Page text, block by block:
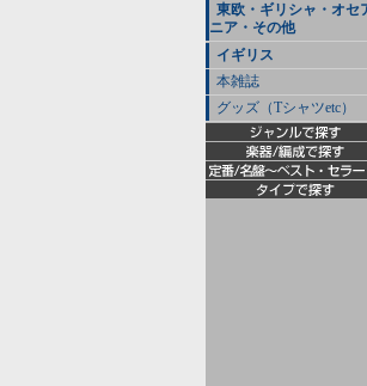
東欧・ギリシャ・オセ
ニア・その他
イギリス
本雑誌
グッズ（Tシャツetc）